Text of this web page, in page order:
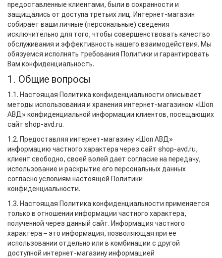
предоставленные клиентами, были в сохранности и
защищались от доступа третьих лиц. Интернет-магазин
собирает ваши личные (персональные) сведения
исключительно для того, чтобы совершенствовать качество
обслуживания и эффективность нашего взаимодействия. Мы
обязуемся исполнять требования Политики и гарантировать
Вам конфиденциальность.
1. Общие вопросы
1.1. Настоящая Политика конфиденциальности описывает
методы использования и хранения интернет-магазином «Шоп
АВД» конфиденциальной информации клиентов, посещающих
сайт shop-avd.ru.
1.2. Предоставляя интернет-магазину «Шоп АВД»
информацию частного характера через сайт shop-avd.ru,
клиент свободно, своей волей дает согласие на передачу,
использование и раскрытие его персональных данных
согласно условиям настоящей Политики
конфиденциальности.
1.3. Настоящая Политика конфиденциальности применяется
только в отношении информации частного характера,
полученной через данный сайт. Информация частного
характера – это информация, позволяющая при ее
использовании отдельно или в комбинации с другой
доступной интернет-магазину информацией